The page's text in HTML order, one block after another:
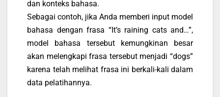
dan konteks bahasa.
Sebagai contoh, jika Anda memberi input model
bahasa dengan frasa “It’s raining cats and…”,
model bahasa tersebut kemungkinan besar
akan melengkapi frasa tersebut menjadi “dogs”
karena telah melihat frasa ini berkali-kali dalam
data pelatihannya.